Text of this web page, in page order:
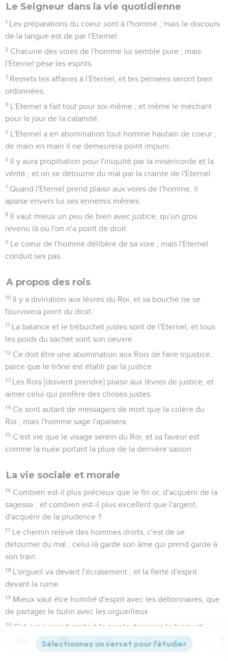
Le Seigneur dans la vie quotidienne
1 Les préparations du coeur sont à l'homme ; mais le discours
de la langue est de par l'Eternel.
2 Chacune des voies de l'homme lui semble pure ; mais
l'Eternel pèse les esprits.
3 Remets tes affaires à l'Eternel, et tes pensées seront bien
ordonnées.
4 L'Eternel a fait tout pour soi-même ; et même le méchant
pour le jour de la calamité.
5 L'Eternel a en abomination tout homme hautain de coeur ;
de main en main il ne demeurera point impuni.
6 Il y aura propitiation pour l'iniquité par la miséricorde et la
vérité ; et on se détourne du mal par la crainte de l'Eternel.
7 Quand l'Eternel prend plaisir aux voies de l'homme, il
apaise envers lui ses ennemis mêmes.
8 Il vaut mieux un peu de bien avec justice, qu'un gros
revenu là où l'on n'a point de droit.
9 Le coeur de l'homme délibère de sa voie ; mais l'Eternel
conduit ses pas.
A propos des rois
10 Il y a divination aux lèvres du Roi, et sa bouche ne se
fourvoiera point du droit.
11 La balance et le trébuchet justes sont de l'Eternel, et tous
les poids du sachet sont son oeuvre.
12 Ce doit être une abomination aux Rois de faire injustice,
parce que le trône est établi par la justice.
13 Les Rois [doivent prendre] plaisir aux lèvres de justice, et
aimer celui qui profère des choses justes.
14 Ce sont autant de messagers de mort que la colère du
Roi ; mais l'homme sage l'apaisera.
15 C'est vie que le visage serein du Roi, et sa faveur est
comme la nuée portant la pluie de la dernière saison.
La vie sociale et morale
16 Combien est-il plus précieux que le fin or, d'acquérir de la
sagesse ; et combien est-il plus excellent que l'argent,
d'acquérir de la prudence ?
17 Le chemin relevé des hommes droits, c'est de se
détourner du mal ; celui-là garde son âme qui prend garde à
son train.
18 L'orgueil va devant l'écrasement ; et la fierté d'esprit
devant la ruine.
19 Mieux vaut être humilié d'esprit avec les débonnaires, que
de partager le butin avec les orgueilleux.
20 Celui qui prend garde à la parole, trouvera le bien ; et
celui qui se confie en l'Eternel, est bienheureux.
On appellera prudent le sage de coeur ; et la douceur des
Versions Commentaires Strong